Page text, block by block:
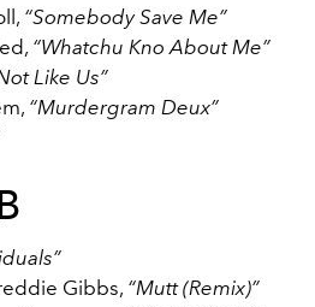
“Somebody Save Me”
“Whatchu Kno About Me”
Like Us”
“Murdergram Deux”
Gibbs, “Mutt (Remix)”